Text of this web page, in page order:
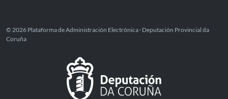
© 2026 Plataforma de Administración Electrónica · Deputación Provincial da
Coruña